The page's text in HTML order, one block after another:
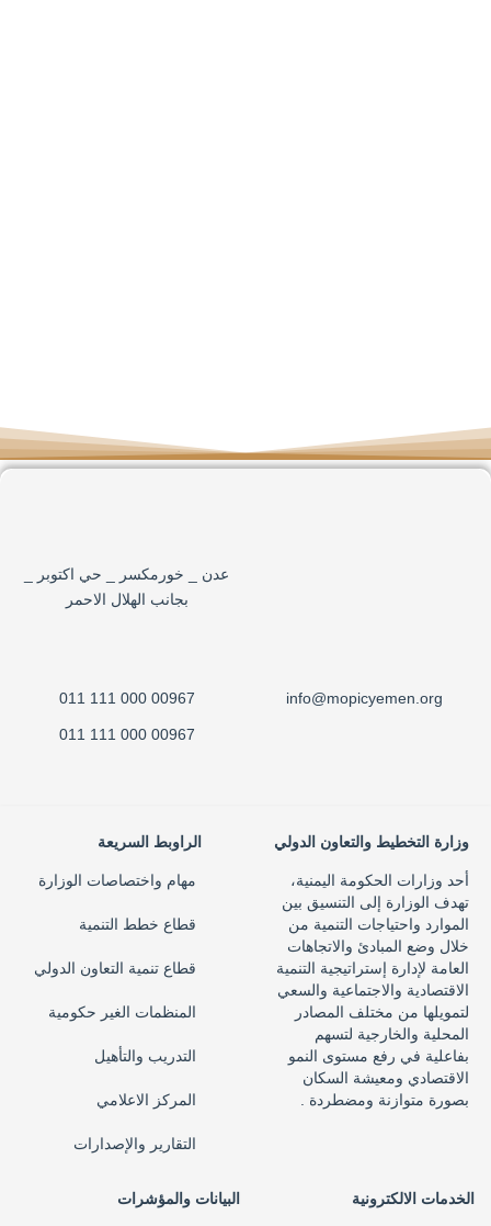
عدن _ خورمكسر _ حي اكتوبر _
بجانب الهلال الاحمر
info@mopicyemen.org
00967 000 111 011
00967 000 111 011
وزارة التخطيط والتعاون الدولي
أحد وزارات الحكومة اليمنية،
تهدف الوزارة إلى التنسيق بين
الموارد واحتياجات التنمية من
خلال وضع المبادئ والاتجاهات
العامة لإدارة إستراتيجية التنمية
الاقتصادية والاجتماعية والسعي
لتمويلها من مختلف المصادر
المحلية والخارجية لتسهم
بفاعلية في رفع مستوى النمو
الاقتصادي ومعيشة السكان
بصورة متوازنة ومضطردة .
الراوبط السريعة
مهام واختصاصات الوزارة
قطاع خطط التنمية
قطاع تنمية التعاون الدولي
المنظمات الغير حكومية
التدريب والتأهيل
المركز الاعلامي
التقارير والإصدارات
الخدمات الالكترونية البيانات والمؤشرات